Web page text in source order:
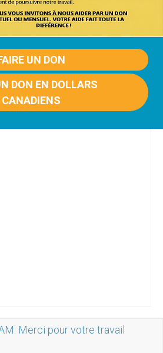
UN DON
DON EN DOLLARS
CANADIENS
Merci pour votre travail